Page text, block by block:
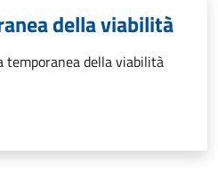
della viabilità
temporanea della viabilità